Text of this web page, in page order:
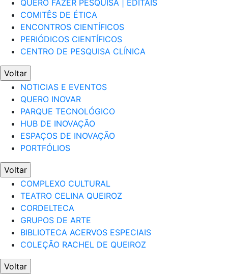
QUERO FAZER PESQUISA | EDITAIS
COMITÊS DE ÉTICA
ENCONTROS CIENTÍFICOS
PERIÓDICOS CIENTÍFICOS
CENTRO DE PESQUISA CLÍNICA
Voltar
NOTICIAS E EVENTOS
QUERO INOVAR
PARQUE TECNOLÓGICO
HUB DE INOVAÇÃO
ESPAÇOS DE INOVAÇÃO
PORTFÓLIOS
Voltar
COMPLEXO CULTURAL
TEATRO CELINA QUEIROZ
CORDELTECA
GRUPOS DE ARTE
BIBLIOTECA ACERVOS ESPECIAIS
COLEÇÃO RACHEL DE QUEIROZ
Voltar